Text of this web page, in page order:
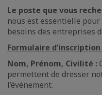
Le poste que vous
nous est essentielle
besoins des entreprises
Formulaire
Nom, Prénom, Civilité :
permettent de dresser
l’événement.